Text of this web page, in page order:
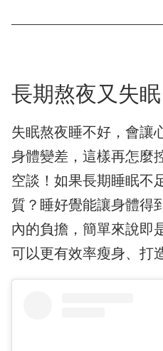
長期熬夜又失眠
失眠熬夜睡不好，會讓
身體變差，這樣再怎麼
空談！如果長期睡眠不
質？睡好覺能讓身體得
內的負擔，簡單來說即
可以更有效率瘦身、打